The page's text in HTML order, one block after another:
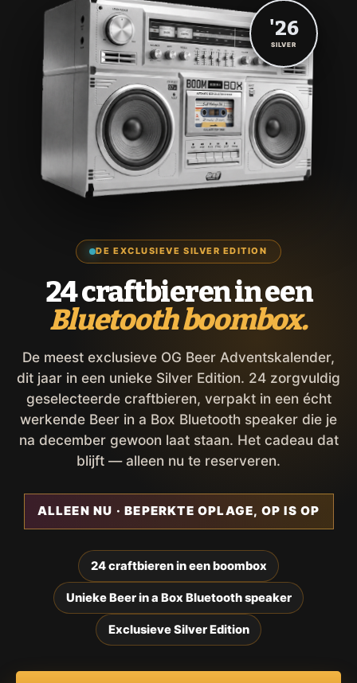
DE EXCLUSIEVE SILVER EDITION
24 craftbieren in een
Bluetooth boombox.
De meest exclusieve OG Beer Adventskalender,
dit jaar in een unieke Silver Edition. 24 zorgvuldig
geselecteerde craftbieren, verpakt in een écht
werkende Beer in a Box Bluetooth speaker die je
na december gewoon laat staan. Het cadeau dat
blijft — alleen nu te reserveren.
ALLEEN NU · BEPERKTE OPLAGE, OP IS OP
24 craftbieren in een boombox
Unieke Beer in a Box Bluetooth speaker
Exclusieve Silver Edition
'26
SILVER